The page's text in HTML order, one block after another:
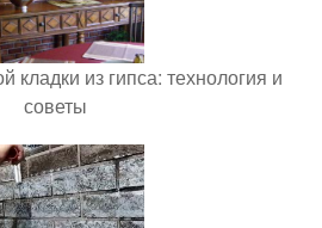
кладки из гипса: технология и
советы